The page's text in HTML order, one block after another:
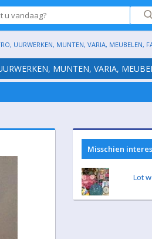
UURWERKEN, MUNTEN, VARIA, MEUBELEN,
MUNTEN, VARIA,
Misschien
Lot